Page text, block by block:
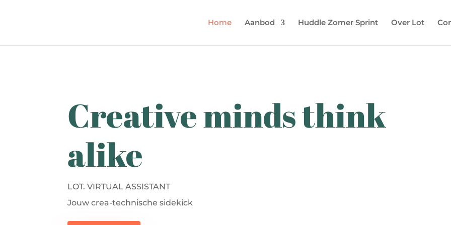
Home Aanbod Huddle Zomer Sprint Over Lot
Creative minds think
alike
LOT. VIRTUAL ASSISTANT
Jouw crea-technische sidekick